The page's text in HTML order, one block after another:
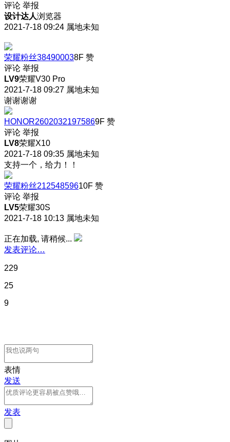
评论 举报
设计达人浏览器
2021-7-18 09:24 属地未知
荣耀粉丝384900038F 赞
评论 举报
LV9荣耀V30 Pro
2021-7-18 09:27 属地未知
谢谢谢谢
HONOR26020321975869F 赞
评论 举报
LV8荣耀X10
2021-7-18 09:35 属地未知
支持一个，给力！！
荣耀粉丝21254859610F 赞
评论 举报
LV5荣耀30S
2021-7-18 10:13 属地未知
正在加载, 请稍候...
发表评论…
229
25
9
表情
发送
发表